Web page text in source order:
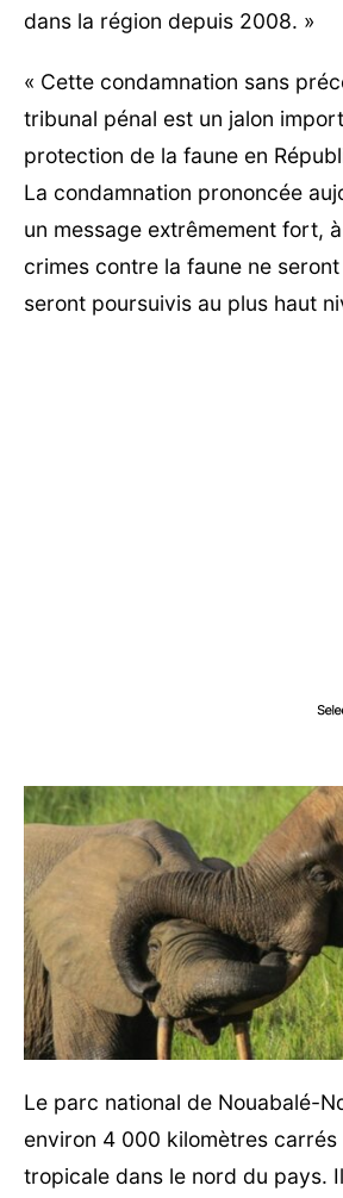
dans la région depuis 2008. »
« Cette condamnation sans
tribunal pénal est un jalon
protection de la faune en
La condamnation prononcée
un message extrêmement fort,
crimes contre la faune ne
seront poursuivis au plus haut
Le parc national de Nouabalé-
environ 4 000 kilomètres
tropicale dans le nord du pays.